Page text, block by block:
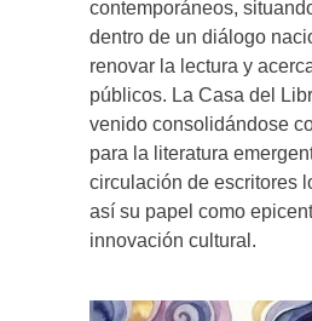
contemporáneos,
dentro de un diálogo
renovar la lectura y
públicos. La Casa del
venido consolidándose
para la literatura
circulación de escritores
así su papel como
innovación cultural.